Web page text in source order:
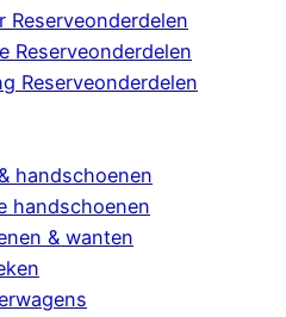
Reserveonderdelen
Reserveonderdelen
Reserveonderdelen
handschoenen
handschoenen
& wanten